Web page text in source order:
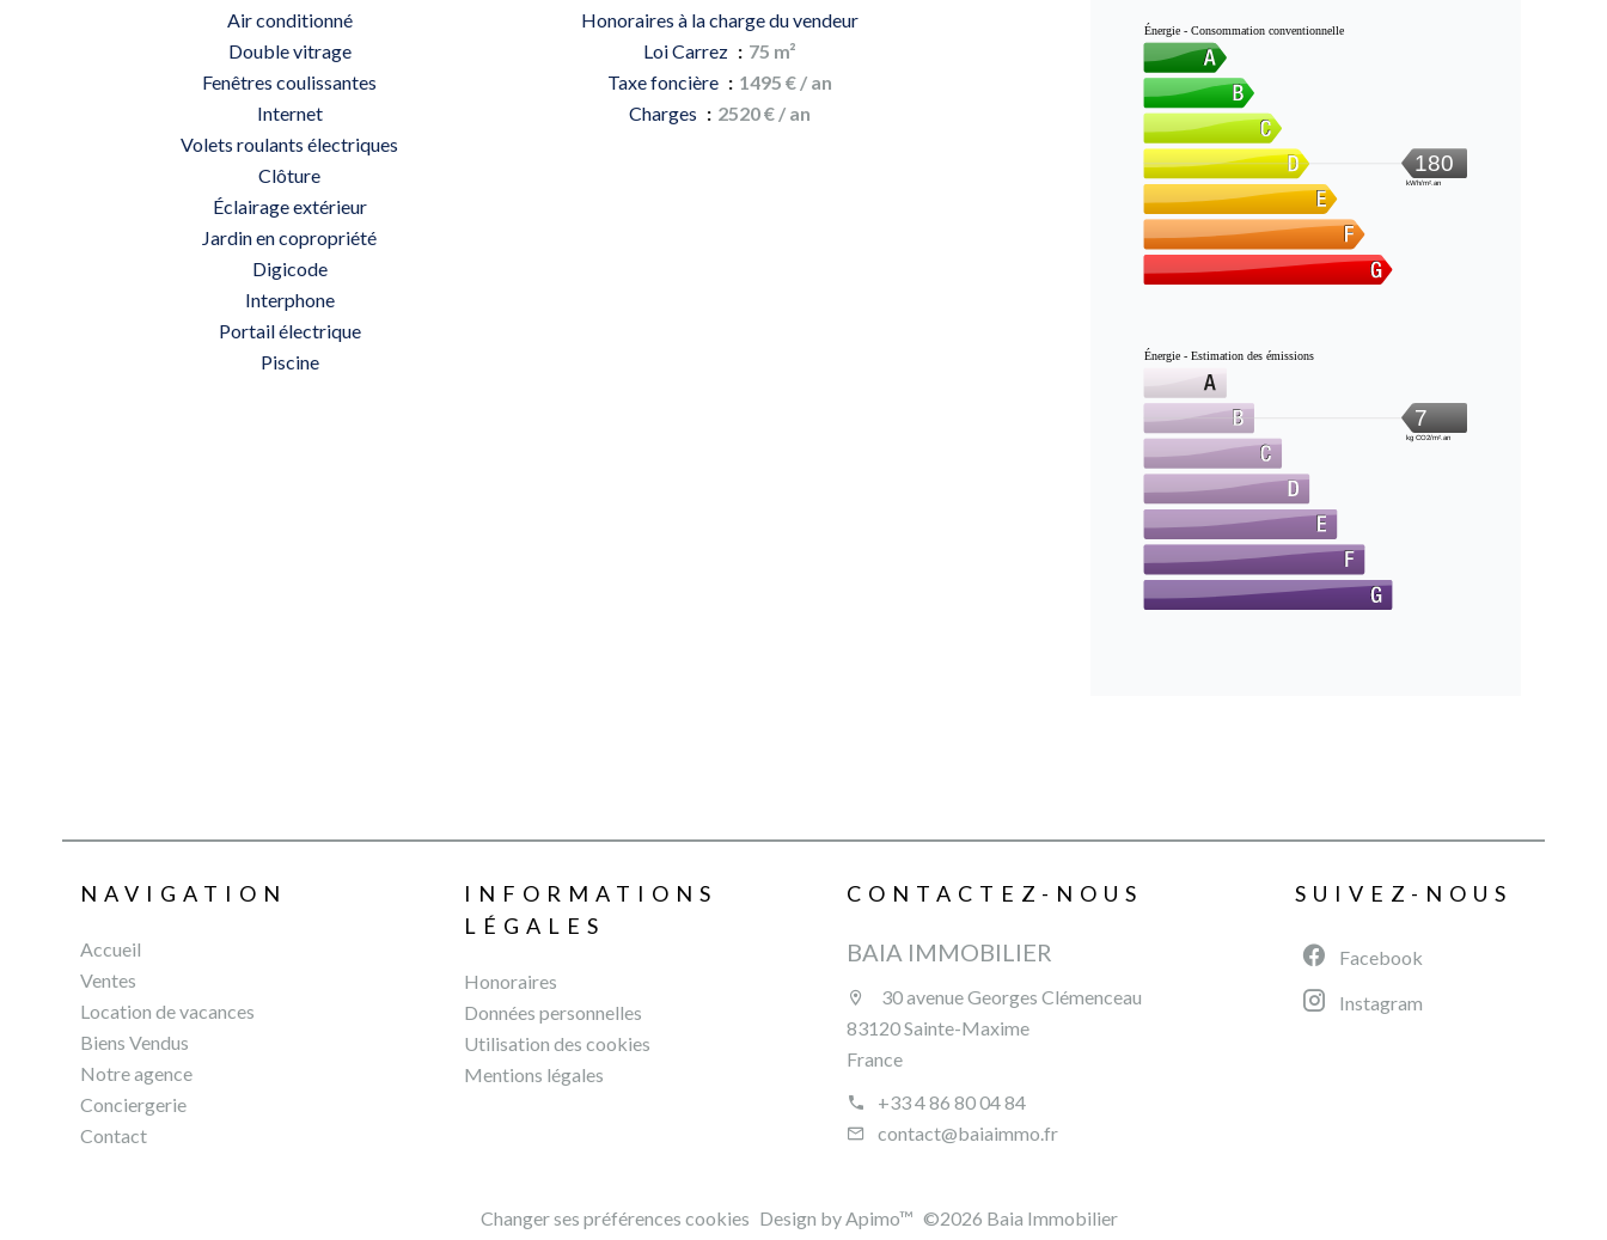
Air conditionné
Double vitrage
Fenêtres coulissantes
Internet
Volets roulants électriques
Clôture
Éclairage extérieur
Jardin en copropriété
Digicode
Interphone
Portail électrique
Piscine
Honoraires à la charge du vendeur
Loi Carrez
75 m²
Taxe foncière
1495 € / an
Charges
2520 € / an
Énergie - Consommation conventionnelle
180
kWh/m².an
Énergie - Estimation des émissions
7
kg CO2/m².an
NAVIGATION
Accueil
Ventes
Location de vacances
Biens Vendus
Notre agence
Conciergerie
Contact
INFORMATIONS
LÉGALES
Honoraires
Données personnelles
Utilisation des cookies
Mentions légales
CONTACTEZ-NOUS
BAIA IMMOBILIER
30 avenue Georges Clémenceau
83120 Sainte-Maxime
France
+33 4 86 80 04 84
contact@baiaimmo.fr
SUIVEZ-NOUS
Facebook
Instagram
Changer ses préférences cookies Design byApimo™ ©2026 Baia Immobilier